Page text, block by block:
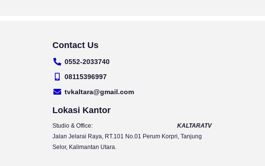
Contact Us
0552-2033740
08115396997
tvkaltara@gmail.com
Lokasi Kantor
Studio & Office: KALTARATV
Jalan Jelarai Raya, RT.101 No.01 Perum Korpri, Tanjung
Selor, Kalimantan Utara.